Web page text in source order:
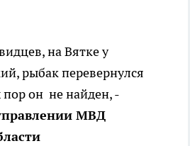
на Вятке у
рыбак перевернулся
пор он не найден, -
МВД